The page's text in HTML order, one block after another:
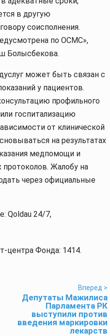
в другую
соисполнения.
по ОСМС»,
Болысбекова.
может быть связан с
у пациентов.
профильного
госпитализацию
от клинической
на результатах
медпомощи и
протоколов. Жалобу на
через официальные
Qoldau 24/7,
центра Фонда: 1414.
Вперед >
Депутаты Мажилиса
Парламента РК
выступили против
введения маркировки
лекарств